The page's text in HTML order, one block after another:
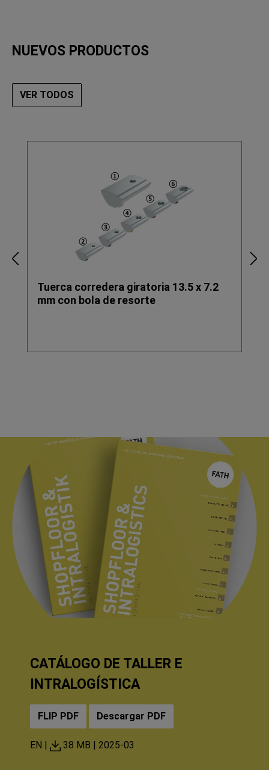
NUEVOS PRODUCTOS
VER TODOS
Tuerca corredera giratoria 13.5 x 7.2
mm con bola de resorte
CATÁLOGO DE TALLER E
INTRALOGÍSTICA
FLIP PDF Descargar PDF
EN | 38 MB | 2025-03